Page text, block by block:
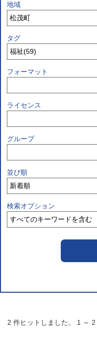
地域
タグ
フォーマット
ライセンス
グループ
並び順
検索オプション
2 件ヒットしました。 1 ～ 2